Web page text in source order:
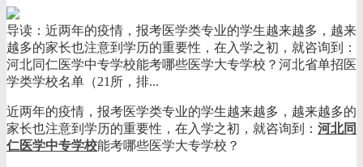
导读：近两年的疫情，报考医学类专业的学生越来越多，越来
越多的家长也注意到学历的重要性，在入学之初，就咨询到：
河北同仁医学中专学校能考哪些医学大专学校？河北省单招医
学类学校名单（21所，排...
近两年的疫情，报考医学类专业的学生越来越多，越来越多的
家长也注意到学历的重要性，在入学之初，就咨询到： 河北同
仁医学中专学校能考哪些医学大专学校？